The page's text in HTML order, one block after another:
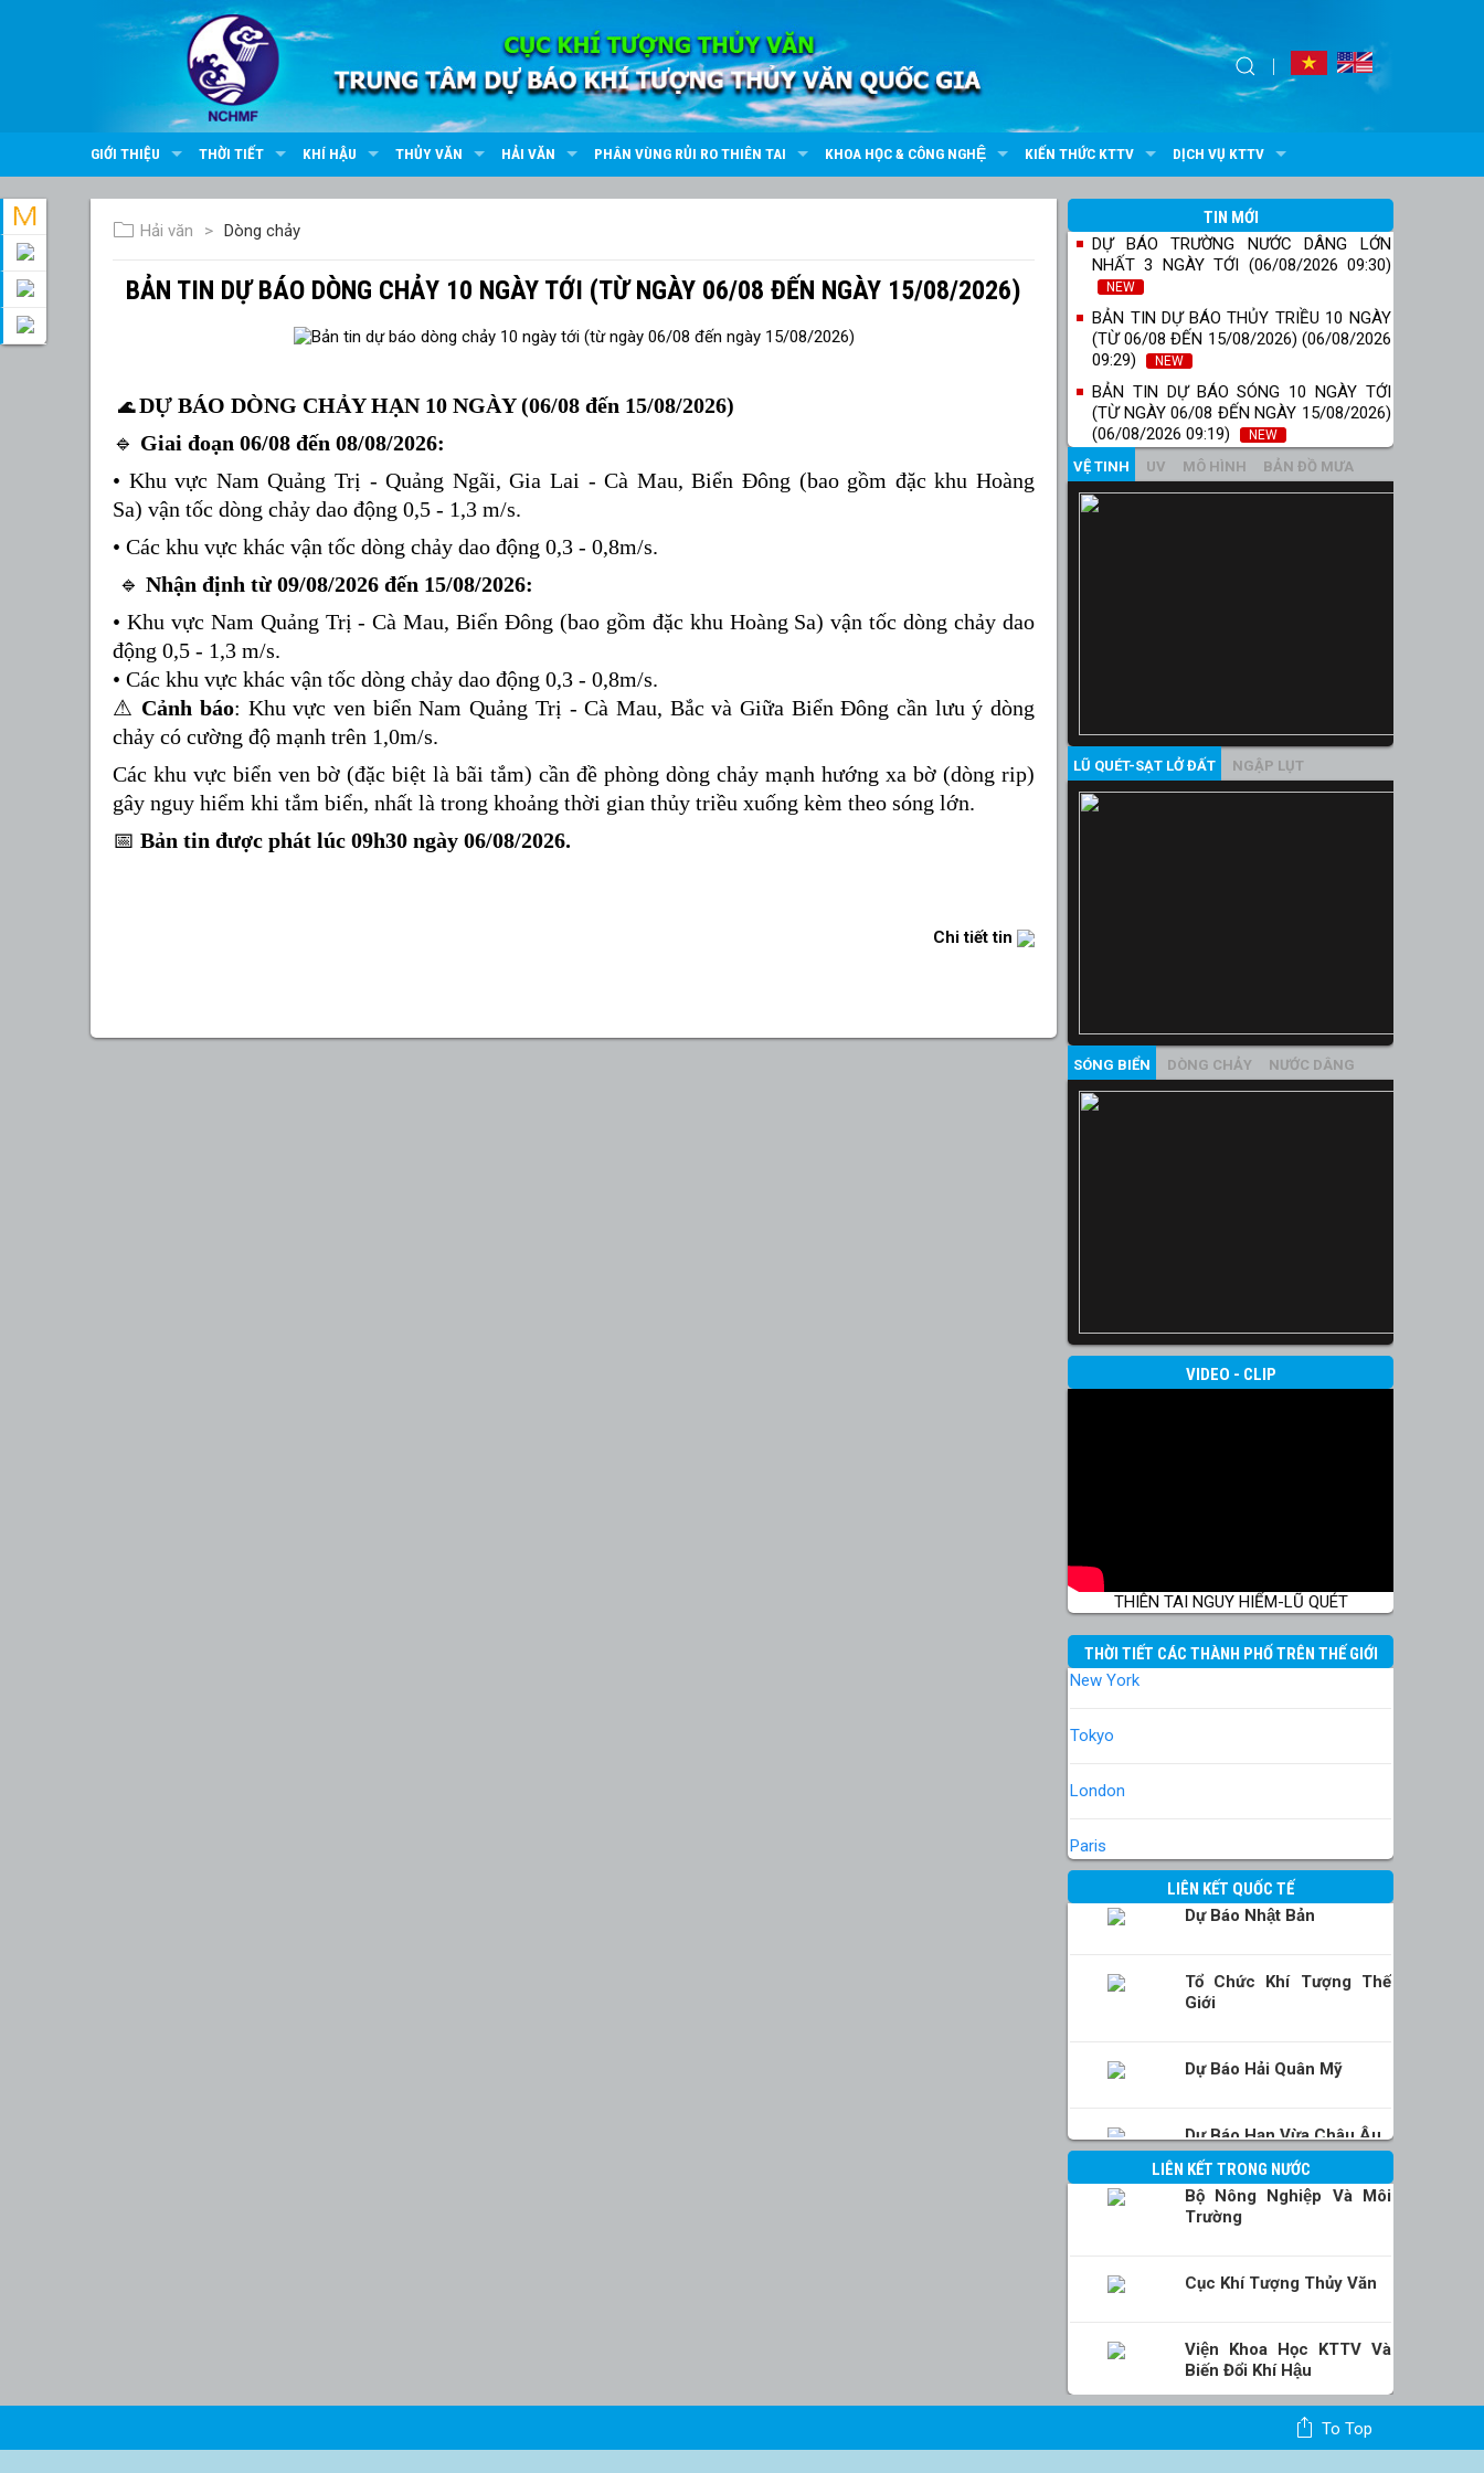
GIỚI THIỆU THỜI TIẾT KHÍ HẬU THỦY VĂN HẢI VĂN PHÂN VÙNG RỦI RO THIÊN TAI KHOA HỌC & CÔNG NGHỆ KIẾN THỨC KTTV DỊCH VỤ KTTV
Hải văn Dòng chảy
BẢN TIN DỰ BÁO DÒNG CHẢY 10 NGÀY TỚI (TỪ NGÀY 06/08 ĐẾN NGÀY 15/08/2026)
🌊DỰ BÁO DÒNG CHẢY HẠN 10 NGÀY (06/08 đến 15/08/2026) ️
🔹 Giai đoạn 06/08 đến 08/08/2026:
• Khu vực Nam Quảng Trị - Quảng Ngãi, Gia Lai - Cà Mau, Biển Đông (bao gồm đặc khu Hoàng
Sa) vận tốc dòng chảy dao động 0,5 - 1,3 m/s.
• Các khu vực khác vận tốc dòng chảy dao động 0,3 - 0,8m/s.
🔹 Nhận định từ 09/08/2026 đến 15/08/2026:
• Khu vực Nam Quảng Trị - Cà Mau, Biển Đông (bao gồm đặc khu Hoàng Sa) vận tốc dòng chảy dao
động 0,5 - 1,3 m/s.
• Các khu vực khác vận tốc dòng chảy dao động 0,3 - 0,8m/s.
⚠ Cảnh báo: Khu vực ven biển Nam Quảng Trị - Cà Mau, Bắc và Giữa Biển Đông cần lưu ý dòng
chảy có cường độ mạnh trên 1,0m/s.
Các khu vực biển ven bờ (đặc biệt là bãi tắm) cần đề phòng dòng chảy mạnh hướng xa bờ (dòng rip)
gây nguy hiểm khi tắm biển, nhất là trong khoảng thời gian thủy triều xuống kèm theo sóng lớn.
📅 Bản tin được phát lúc 09h30 ngày 06/08/2026.
Chi tiết tin
TIN MỚI
DỰ BÁO TRƯỜNG NƯỚC DÂNG LỚN
NHẤT 3 NGÀY TỚI (06/08/2026 09:30)
NEW
BẢN TIN DỰ BÁO THỦY TRIỀU 10 NGÀY
(TỪ 06/08 ĐẾN 15/08/2026) (06/08/2026
09:29)
NEW
BẢN TIN DỰ BÁO SÓNG 10 NGÀY TỚI
(TỪ NGÀY 06/08 ĐẾN NGÀY 15/08/2026)
(06/08/2026 09:19)
NEW
VỆ TINH UV MÔ HÌNH BẢN ĐỒ MƯA
LŨ QUÉT-SẠT LỞ ĐẤT NGẬP LỤT
SÓNG BIỂN DÒNG CHẢY NƯỚC DÂNG
VIDEO - CLIP
THIÊN TAI NGUY HIỂM-LŨ QUÉT
THỜI TIẾT CÁC THÀNH PHỐ TRÊN THẾ GIỚI
New York
Tokyo
London
Paris
LIÊN KẾT QUỐC TẾ
Dự Báo Nhật Bản
Tổ Chức Khí Tượng Thế
Giới
Dự Báo Hải Quân Mỹ
Dự Báo Hạn Vừa Châu Âu
LIÊN KẾT TRONG NƯỚC
Bộ Nông Nghiệp Và Môi
Trường
Cục Khí Tượng Thủy Văn
Viện Khoa Học KTTV Và
Biến Đổi Khí Hậu
To Top